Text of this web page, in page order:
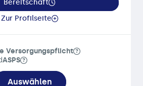
Bereitschaft
Zur Profilseite
Versorgungspflicht
ASPS
Auswählen